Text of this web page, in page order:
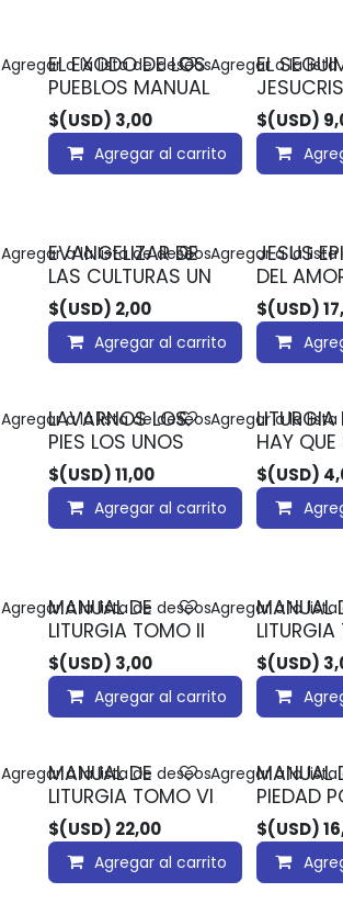
EL EXODO DE LOS
PUEBLOS MANUAL
$(USD) 3,00
Agregar al carrito
Agregar a la lista de deseos
EL
$(USD)
Agregar a la lista
EVANGELIZAR DE
LAS CULTURAS UN
$(USD) 2,00
Agregar al carrito
Agregar a la lista de deseos
JESUS
DEL
$(USD)
Agregar a la lista
LAVARNOS LOS
PIES LOS UNOS
$(USD)11,00
Agregar al carrito
Agregar a la lista de deseos
LITURGIA
HAY QUE
$(USD)
Agregar a la lista
MANUAL DE
LITURGIA TOMO II
$(USD) 3,00
Agregar al carrito
Agregar a la lista de deseos
MANUAL
$(USD)
Agregar a la lista
MANUAL DE
LITURGIA TOMO VI
$(USD) 22,00
Agregar al carrito
Agregar a la lista de deseos
MANUAL
PIEDAD
$(USD)
Agregar a la lista